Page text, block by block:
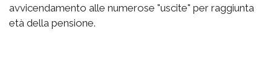
avvicendamento alle numerose "uscite" per raggiunta
età della pensione.